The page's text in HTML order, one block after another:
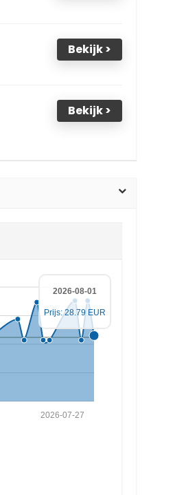
Bekijk >
Bekijk >
2026-07-27
2026-08-01
Prijs: 28.79 EUR